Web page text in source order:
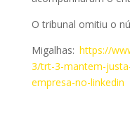
O tribunal omitiu o
Migalhas:https://
3/trt-3-mantem-
empresa-no-linkedin